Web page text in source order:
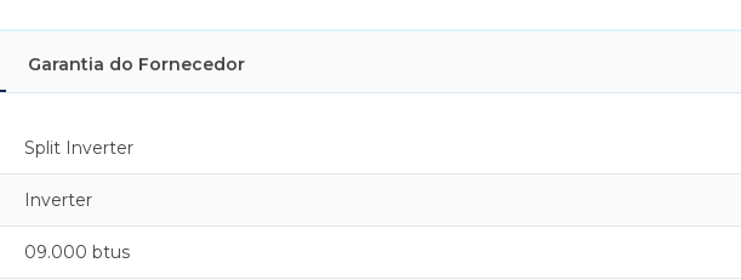
Garantia do Fornecedor
Split Inverter
Inverter
09.000 btus